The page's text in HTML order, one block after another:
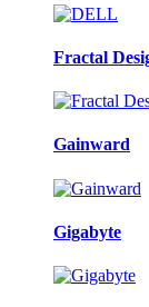
Fractal
Gainward
Gigabyte